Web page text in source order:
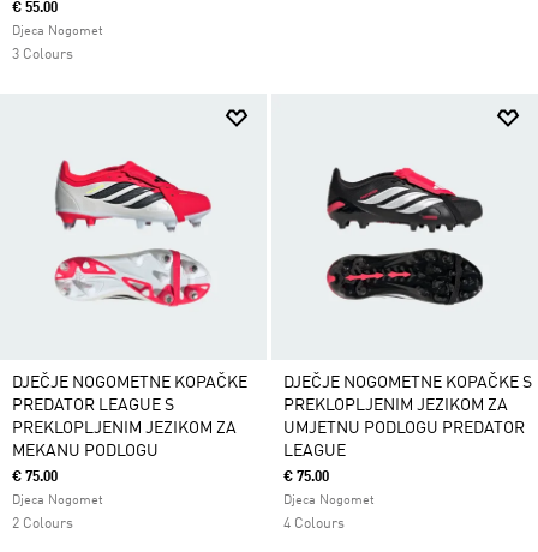
€ 55.00
Djeca Nogomet
3 Colours
DJEČJE NOGOMETNE KOPAČKE
PREDATOR LEAGUE S
PREKLOPLJENIM JEZIKOM ZA
MEKANU PODLOGU
€ 75.00
Djeca Nogomet
2 Colours
DJEČJE NOGOMETNE KOPAČKE S
PREKLOPLJENIM JEZIKOM ZA
UMJETNU PODLOGU PREDATOR
LEAGUE
€ 75.00
Djeca Nogomet
4 Colours